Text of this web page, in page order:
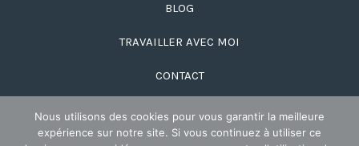
BLOG
TRAVAILLER AVEC MOI
CONTACT
Nous utilisons des cookies pour vous garantir la meilleure
expérience sur notre site. Si vous continuez à utiliser ce